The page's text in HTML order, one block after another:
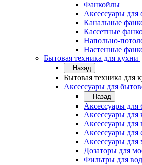
Фанкойлы
Аксессуары для
Канальные
Кассетные
Напольно-
Настенные
Бытовая техника для кухни
Назад
Бытовая техника для
Аксессуары для
Назад
Аксессуары для
Аксессуары для
Аксессуары
Аксессуары
Аксессуары для
Дозаторы для
Фильтры для